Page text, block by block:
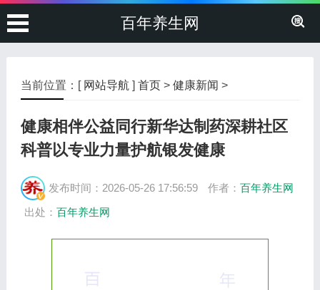
百年养生网
当前位置：[ 网站导航 ] 首页> 健康新闻 >
健康相伴公益同行新华达制药深耕社区
科普以专业力量护航银发健康
发布时间：2026-05-26 17:56:59 作者： 百年养生网
出处： 百年养生网